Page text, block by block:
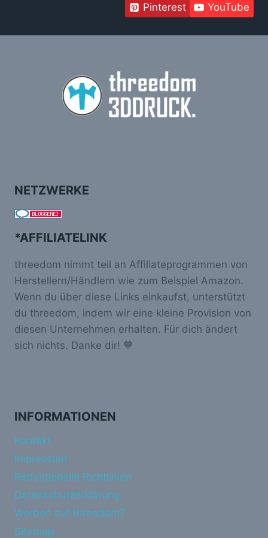
Pinterest
YouTube
NETZWERKE
*AFFILIATELINK
threedom nimmt teil an Affiliateprogrammen von
Herstellern/Händlern wie zum Beispiel Amazon.
Wenn du über diese Links einkaufst, unterstützt
du threedom, indem wir eine kleine Provision von
diesen Unternehmen erhalten. Für dich ändert
sich nichts. Danke dir! 💙
INFORMATIONEN
Kontakt
Impressum
Redaktionelle Richtlinien
Datenschutzerklärung
Werben auf threedom?
Sitemap